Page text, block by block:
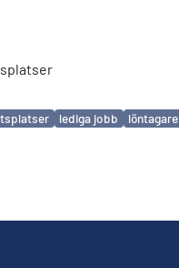
lediga jobb löntagare